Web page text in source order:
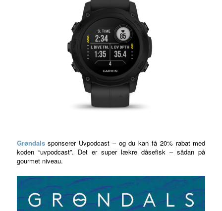
Grøndalssponserer Uvpodcast – og du kan få 20% rabat med
koden “uvpodcast”. Det er super lækre dåsefisk – sådan på
gourmet niveau.